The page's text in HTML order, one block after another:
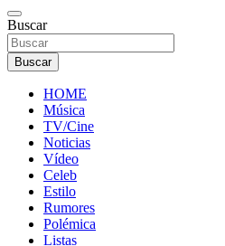
Buscar
Buscar
HOME
Música
TV/Cine
Noticias
Vídeo
Celeb
Estilo
Rumores
Polémica
Listas